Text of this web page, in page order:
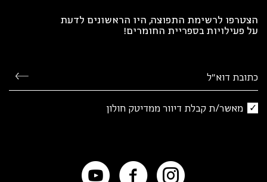
הצטרפו לרשימת התפוצה, היו הראשונים לדעת
על פעילויות בספריית החומרים!
מאשר/ת קבלת דיוור ממדיטק חולון